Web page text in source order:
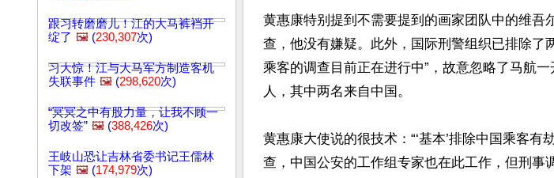
跟习转磨磨儿！江的大马裤裆开
绽了 🖼️ (230,307次)
习大惊！江与大马军方制造客机
失联事件 🖼️ (298,620次)
“冥冥之中有股力量，让我不顾一
切改签” 🖼️ (388,426次)
王岐山恐让吉林省委书记王儒林
下架 🖼️ (174,979次)
黄惠康特别提到不需要提到的画家团队中的维吾
查，他没有嫌疑。此外，国际刑警组织已排除了
乘客的调查目前正在进行中”，故意忽略了马航
人，其中两名来自中国。
黄惠康大使说的很技术：“‘基本’排除中国乘客有
查，中国公安的工作组专家也在此工作，但刑事